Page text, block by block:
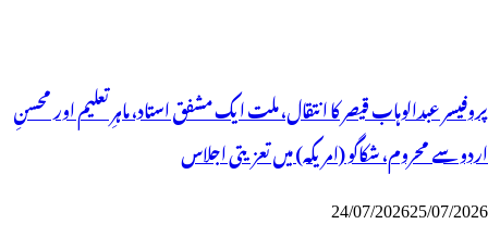
پروفیسر عبدالوہاب قیصر کا انتقال، ملت ایک مشفق استاد، ماہرِتعلیم اور محسنِ
اردو سے محروم، شکاگو (امریکہ) میں تعزیتی اجلاس
24/07/202625/07/2026